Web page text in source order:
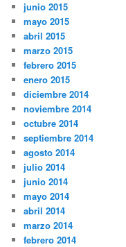
junio 2015
mayo 2015
abril 2015
marzo 2015
febrero 2015
enero 2015
diciembre 2014
noviembre 2014
octubre 2014
septiembre 2014
agosto 2014
julio 2014
junio 2014
mayo 2014
abril 2014
marzo 2014
febrero 2014